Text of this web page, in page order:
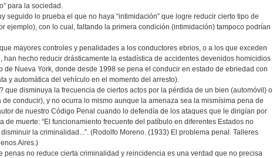
para la sociedad.
seguido lo prueba el que no haya “intimidación” que logre reducir cierto tipo de
ejemplo), con lo cual, faltando la primera condición (intimidación) tampoco podrían
mayores controles y penalidades a los conductores ebrios, o a los que exceden
han hecho reducir drásticamente la estadística de accidentes devenidos homicidios
de Nueva York, donde desde 1998 se pena el conducir en estado de ebriedad con
y automática del vehículo en el momento del arresto).
que disminuya la frecuencia de ciertos actos por la pérdida de un bien (automóvil) o
conducir), y no ocurra lo mismo aunque la amenaza sea la mismísima pena de
de nuestro Código Penal cuando lo defendía de los ataques que le dirigían por
de muerte: “El funcionamiento frecuente del patíbulo en diferentes Estados no
la criminalidad...”. (Rodolfo Moreno. (1933) El problema penal. Talleres
Aires.)
penas no reduce cierta criminalidad y reincidencia es una verdad que no precisa